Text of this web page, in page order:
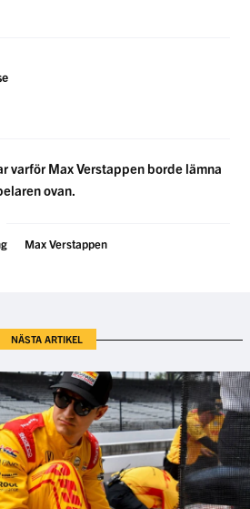
varför Max Verstappen borde lämna
ovan.
Max Verstappen
NÄSTA ARTIKEL